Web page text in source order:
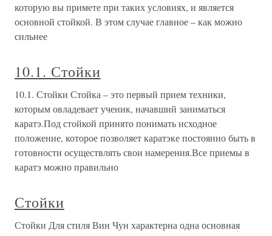
которую вы примете при таких условиях, и является
основной стойкой. В этом случае главное – как можно
сильнее
10.1. Стойки
10.1. Стойки Стойка – это первый прием техники,
которым овладевает ученик, начавший заниматься
каратэ.Под стойкой принято понимать исходное
положение, которое позволяет каратэке постоянно быть в
готовности осуществлять свои намерения.Все приемы в
каратэ можно правильно
Стойки
Стойки Для стиля Вин Чун характерна одна основная